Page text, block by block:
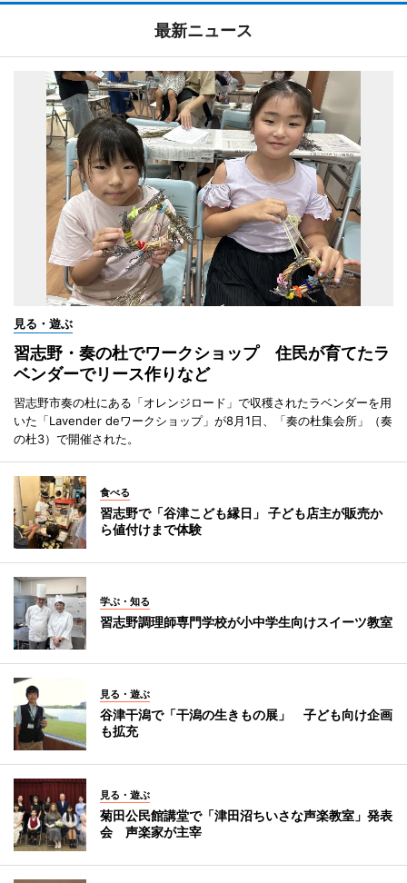
最新ニュース
見る・遊ぶ
習志野・奏の杜でワークショップ 住民が育てたラ
ベンダーでリース作りなど
習志野市奏の杜にある「オレンジロード」で収穫されたラベンダーを用
いた「Lavender deワークショップ」が8月1日、「奏の杜集会所」（奏
の杜3）で開催された。
食べる
習志野で「谷津こども縁日」 子ども店主が販売か
ら値付けまで体験
学ぶ・知る
習志野調理師専門学校が小中学生向けスイーツ教室
見る・遊ぶ
谷津干潟で「干潟の生きもの展」 子ども向け企画
も拡充
見る・遊ぶ
菊田公民館講堂で「津田沼ちいさな声楽教室」発表
会 声楽家が主宰